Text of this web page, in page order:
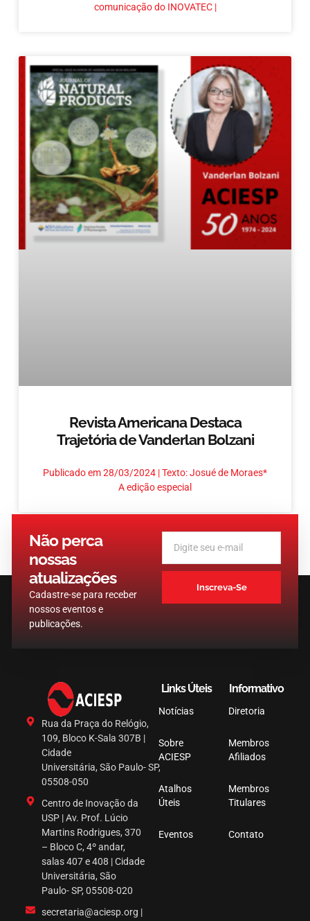
comunicação do INOVATEC |
Revista Americana Destaca
Trajetória de Vanderlan Bolzani
Publicado em 28/03/2024 | Texto: Josué de Moraes*
A edição especial
Próximo »
Não perca
nossas
atualizações
Cadastre-se para receber
nossos eventos e
publicações.
Inscreva-Se
Rua da Praça do Relógio,
109, Bloco K-Sala 307B |
Cidade
Universitária, São Paulo- SP,
05508-050
Centro de Inovação da
USP | Av. Prof. Lúcio
Martins Rodrigues, 370
– Bloco C, 4º andar,
salas 407 e 408 | Cidade
Universitária, São
Paulo- SP, 05508-020
secretaria@aciesp.org |
Links Úteis
Notícias
Sobre
ACIESP
Atalhos
Úteis
Eventos
Informativo
Diretoria
Membros
Afiliados
Membros
Titulares
Contato